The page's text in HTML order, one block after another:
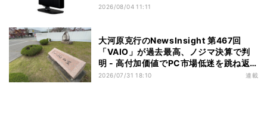
2026/08/04 11:11
大河原克行のNewsInsight 第467回
「VAIO」が過去最高、ノジマ決算で判
明 - 高付加価値でPC市場低迷を跳ね返
す
2026/07/31 18:10 連載